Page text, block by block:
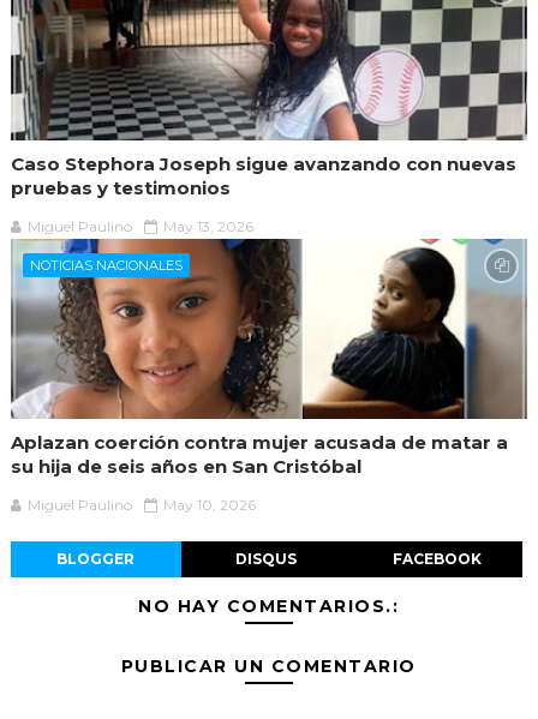
Caso Stephora Joseph sigue avanzando con nuevas
pruebas y testimonios
Miguel Paulino May 13, 2026
NOTICIAS NACIONALES
Aplazan coerción contra mujer acusada de matar a
su hija de seis años en San Cristóbal
Miguel Paulino May 10, 2026
BLOGGER DISQUS FACEBOOK
NO HAY COMENTARIOS.:
PUBLICAR UN COMENTARIO